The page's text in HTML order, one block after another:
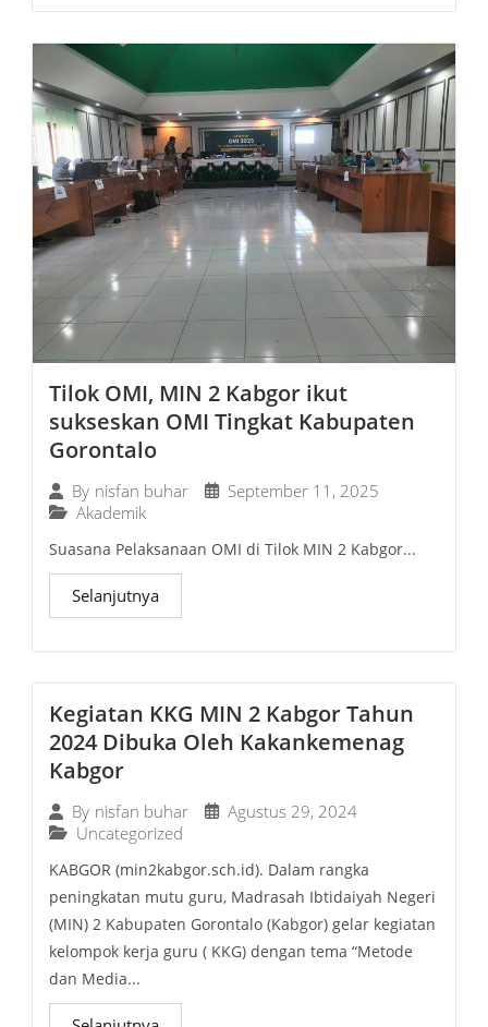
Tilok OMI, MIN 2 Kabgor ikut
sukseskan OMI Tingkat Kabupaten
Gorontalo
By nisfan buhar
September 11, 2025
Akademik
Suasana Pelaksanaan OMI di Tilok MIN 2 Kabgor...
Selanjutnya
Kegiatan KKG MIN 2 Kabgor Tahun
2024 Dibuka Oleh Kakankemenag
Kabgor
By nisfan buhar
Agustus 29, 2024
Uncategorized
KABGOR (min2kabgor.sch.id). Dalam rangka
peningkatan mutu guru, Madrasah Ibtidaiyah Negeri
(MIN) 2 Kabupaten Gorontalo (Kabgor) gelar kegiatan
kelompok kerja guru ( KKG) dengan tema “Metode
dan Media...